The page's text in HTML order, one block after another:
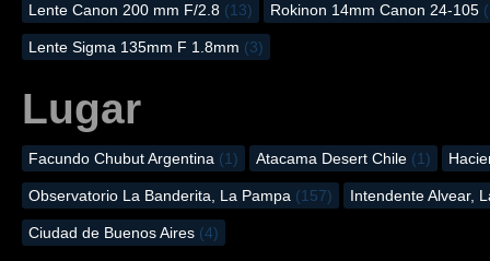
Lente Canon 200 mm F/2.8 (13) Rokinon 14mm Canon 24-105
Lente Sigma 135mm F 1.8mm (3)
Lugar
Facundo Chubut Argentina (1) Atacama Desert Chile (1)
Observatorio La Banderita, La Pampa (157) Intendente Alvear,
Ciudad de Buenos Aires (4)